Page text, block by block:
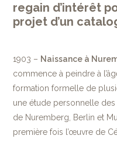
regain d’intérêt
projet d’un
1903 – Naissance à
commence à peindre à
formation formelle de
une étude personnelle
de Nuremberg, Berlin et
première fois l’œuvre de